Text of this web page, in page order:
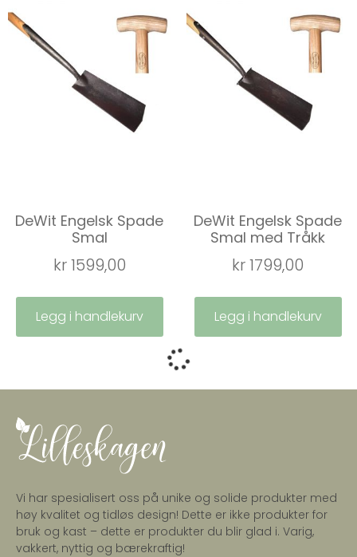
DeWit Engelsk Spade
Smal
kr1599,00
Legg i handlekurv
DeWit Engelsk Spade
Smal med Tråkk
kr1799,00
Legg i handlekurv